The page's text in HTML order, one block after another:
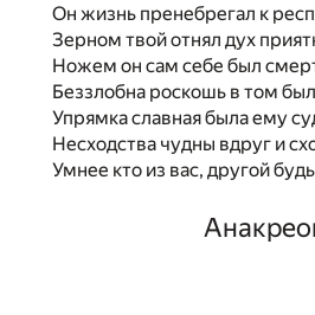
Он жизнь пренебрегал к
Зерном твой отнял дух
Ножем он сам себе был
Беззлобна роскошь в том
Упрямка славная была ему
Несходства чудны вдруг и
Умнее кто из вас, другой